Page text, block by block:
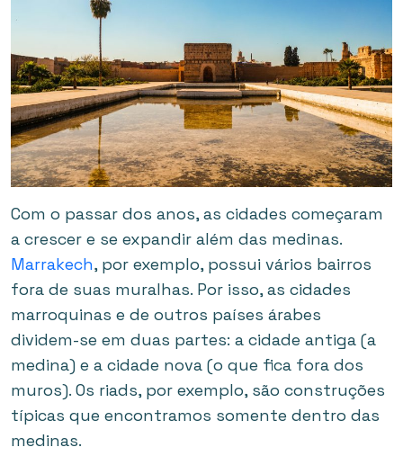
Com o passar dos anos, as cidades começaram
a crescer e se expandir além das medinas.
Marrakech, por exemplo, possui vários bairros
fora de suas muralhas. Por isso, as cidades
marroquinas e de outros países árabes
dividem-se em duas partes: a cidade antiga (a
medina) e a cidade nova (o que fica fora dos
muros). Os riads, por exemplo, são construções
típicas que encontramos somente dentro das
medinas.